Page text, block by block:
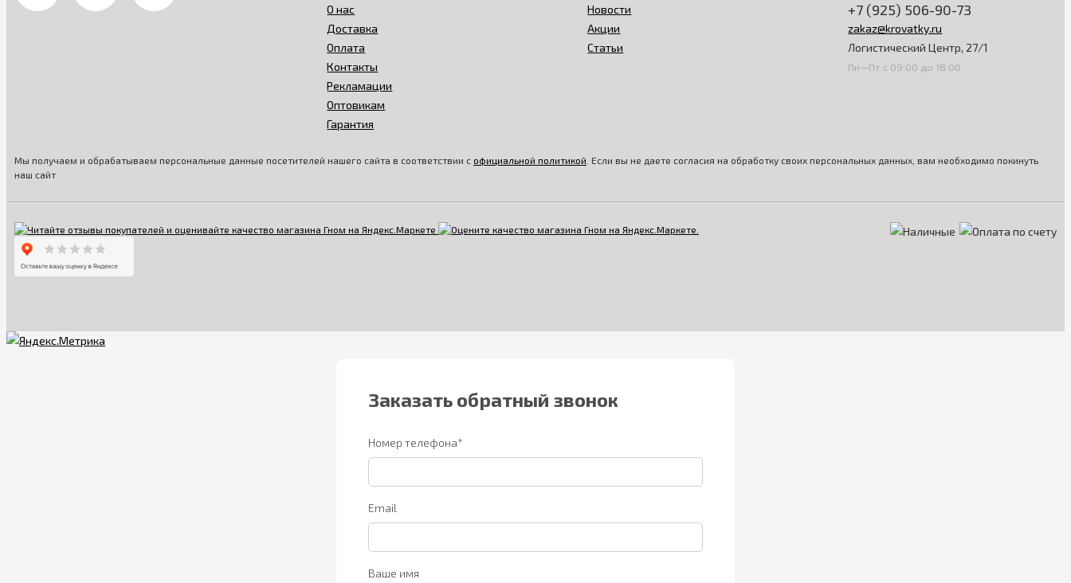
О нас
Доставка
Оплата
Контакты
Рекламации
Оптовикам
Гарантия
Новости
Акции
Статьи
+7 (925) 506-90-73
zakaz@krovatky.ru
Логистический Центр, 27/1
Пн—Пт с 09:00 до 18:00
Мы получаем и обрабатываем персональные данные посетителей нашего сайта в соответствии с официальной политикой . Если вы не даете согласия на обработку своих персональных данных, вам необходимо покинуть
наш сайт
Заказать обратный звонок
Номер телефона*
Email
Ваше имя